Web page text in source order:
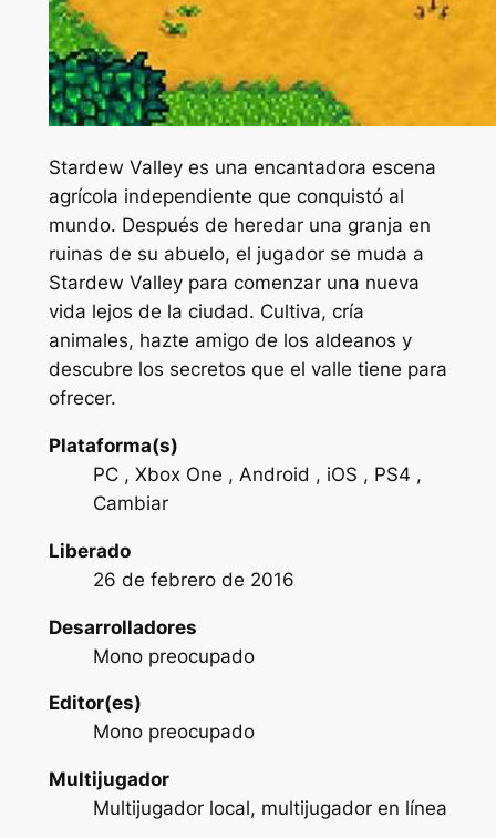
Stardew Valley es una encantadora escena
agrícola independiente que conquistó al
mundo. Después de heredar una granja en
ruinas de su abuelo, el jugador se muda a
Stardew Valley para comenzar una nueva
vida lejos de la ciudad. Cultiva, cría
animales, hazte amigo de los aldeanos y
descubre los secretos que el valle tiene para
ofrecer.
Plataforma(s)
PC , Xbox One , Android , iOS , PS4 ,
Cambiar
Liberado
26 de febrero de 2016
Desarrolladores
Mono preocupado
Editor(es)
Mono preocupado
Multijugador
Multijugador local, multijugador en línea